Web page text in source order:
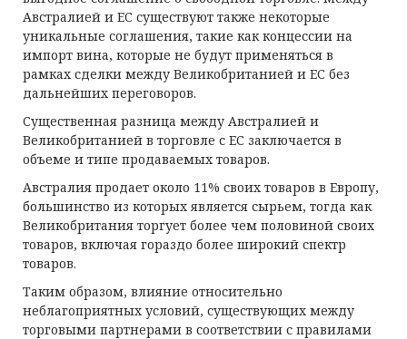
Австралией и ЕС существуют также некоторые
уникальные соглашения, такие как концессии на
импорт вина, которые не будут применяться в
рамках сделки между Великобританией и ЕС без
дальнейших переговоров.
Существенная разница между Австралией и
Великобританией в торговле с ЕС заключается в
объеме и типе продаваемых товаров.
Австралия продает около 11% своих товаров в Европу,
большинство из которых является сырьем, тогда как
Великобритания торгует более чем половиной своих
товаров, включая гораздо более широкий спектр
товаров.
Таким образом, влияние относительно
неблагоприятных условий, существующих между
торговыми партнерами в соответствии с правилами